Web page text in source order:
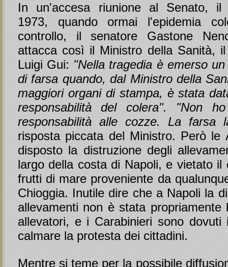
In un'accesa riunione al Senato, il
1973, quando ormai l'epidemia
controllo, il senatore Gastone
attacca così il Ministro della Sanità, il
Luigi Gui: "Nella tragedia è emerso
di farsa quando, dal Ministro della
maggiori organi di stampa, è stata
responsabilità del colera". "Non
responsabilità alle cozze. La farsa
risposta piccata del Ministro. Però le
disposto la distruzione degli
largo della costa di Napoli, e vietato il
frutti di mare proveniente da
Chioggia. Inutile dire che a Napoli la
allevamenti non è stata propriamente
allevatori, e i Carabinieri sono dovuti
calmare la protesta dei cittadini.
Mentre si teme per la possibile